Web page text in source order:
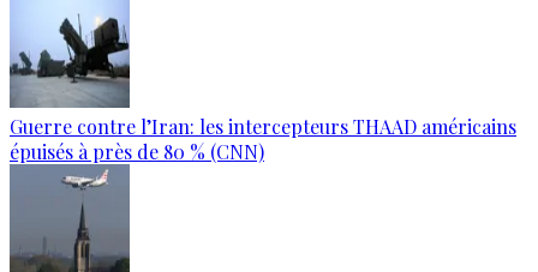
Guerre contre l’Iran: les intercepteurs THAAD américains
épuisés à près de 80 % (CNN)